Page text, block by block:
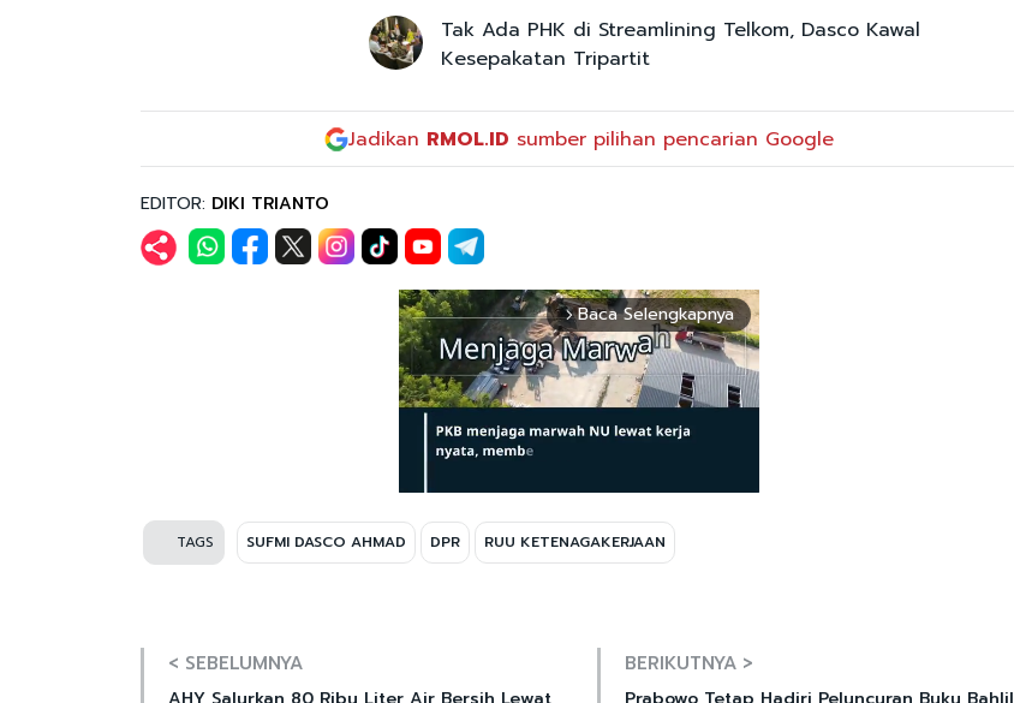
Tak Ada PHK di Streamlining Telkom, Dasco Kawal
Kesepakatan Tripartit
Jadikan RMOL.ID sumber pilihan pencarian Google
EDITOR: DIKI TRIANTO
arrow_forward_ios Baca Selengkapnya
TAGS SUFMI DASCO AHMAD DPR RUU KETENAGAKERJAAN
< SEBELUMNYA BERIKUTNYA >